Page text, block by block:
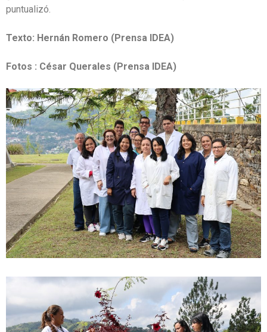
puntualizó.
Texto: Hernán Romero (Prensa IDEA)
Fotos : César Querales (Prensa IDEA)